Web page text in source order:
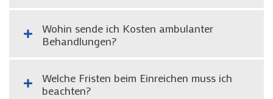
Wohin sende ich Kosten ambulanter
Behandlungen?
Welche Fristen beim Einreichen muss ich
beachten?